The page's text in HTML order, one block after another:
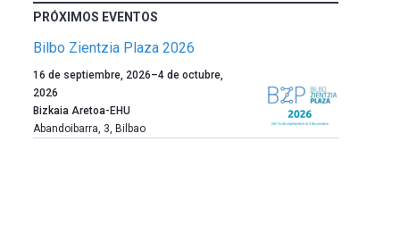
PRÓXIMOS EVENTOS
Bilbo Zientzia Plaza 2026
Un
año
más,
Bilbao
16 de septiembre, 2026–4 de octubre,
2026
Bizkaia Aretoa-EHU
Abandoibarra, 3, Bilbao